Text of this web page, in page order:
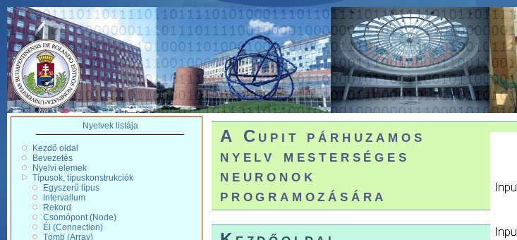
Nyelvek listája
Kezdő oldal
Bevezetés
Nyelvi elemek
Típusok, típuskonstrukciók
Egyszerű típus
Intervallum
Rekord
Csomópont (Node)
Él (Connection)
Tömb (Array)
A Cupit párhuzamos
nyelv mesterséges
neuronok
programozására